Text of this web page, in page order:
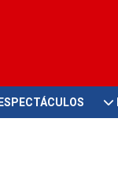
ESPECTÁCULOS